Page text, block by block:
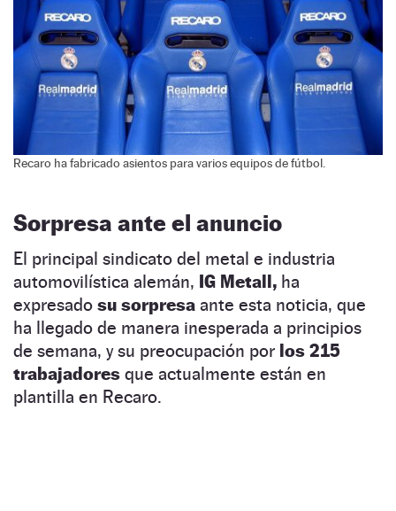
Recaro ha fabricado asientos para varios equipos de fútbol.
Sorpresa ante el anuncio
El principal sindicato del metal e industria
automovilística alemán, IG Metall, ha
expresado su sorpresa ante esta noticia, que
ha llegado de manera inesperada a principios
de semana, y su preocupación por los 215
trabajadores que actualmente están en
plantilla en Recaro.